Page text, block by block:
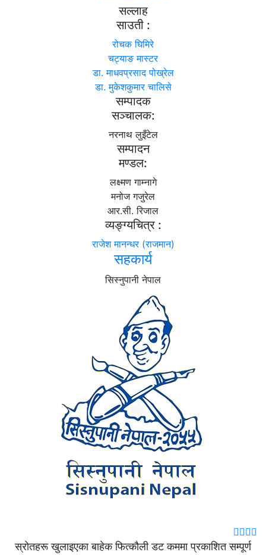
सल्लाह
साउती :
रोचक घिमिरे
चट्याङ मास्टर
डा. माधवप्रसाद पोख्रेल
डा. मुकेशकुमार चालिसे
सम्पादक
सञ्चालक:
नरनाथ लुइँटेल
सम्पादन
मण्डल:
लक्ष्मण गाम्नागे
मनोज गजुरेल
आर.सी. रिजाल
व्यङ्ग्यचित्र :
राजेश मानन्धर (राजमान)
सहकार्य
सिस्नुपानी नेपाल
स्रोतहरू खुलाइएका बाहेक फित्कौली डट कममा प्रकाशित सम्पूर्ण